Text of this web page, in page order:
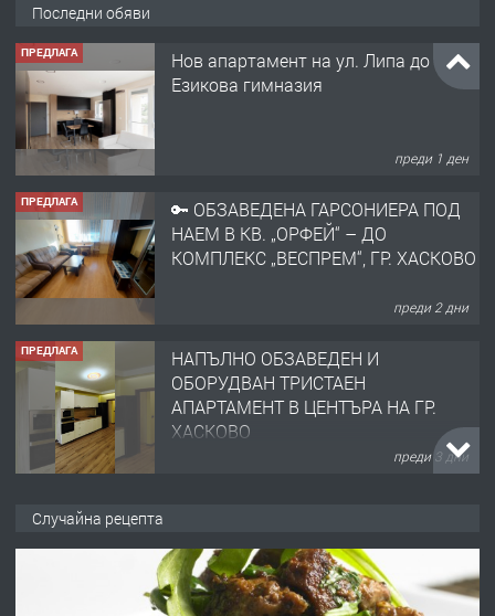
Последни обяви
ПРЕДЛАГА
Нов апартамент на ул. Липа до
Езикова гимназия
преди 1 ден
ПРЕДЛАГА
🔑 ОБЗАВЕДЕНА ГАРСОНИЕРА ПОД
НАЕМ В КВ. „ОРФЕЙ“ – ДО
КОМПЛЕКС „ВЕСПРЕМ“, ГР. ХАСКОВО
преди 2 дни
ПРЕДЛАГА
НАПЪЛНО ОБЗАВЕДЕН И
ОБОРУДВАН ТРИСТАЕН
АПАРТАМЕНТ В ЦЕНТЪРА НА ГР.
ХАСКОВО
преди 3 дни
преди 3 дни
Случайна рецепта